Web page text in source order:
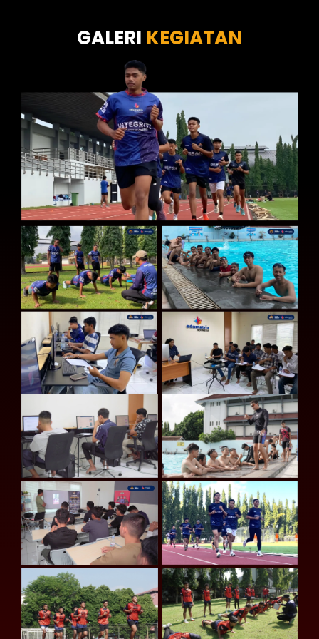
Tes Kepribadian
GALERI KEGIATAN